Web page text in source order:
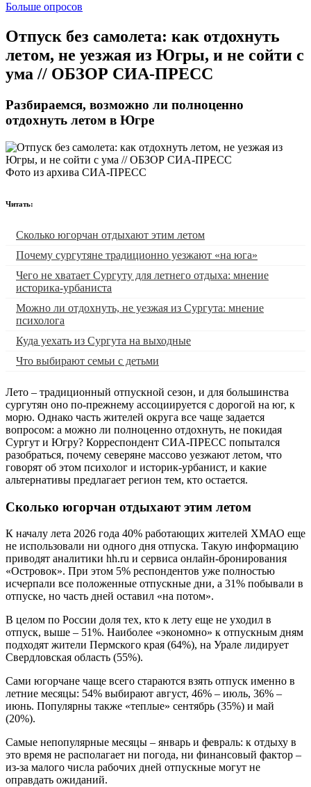
Больше опросов
​Отпуск без самолета: как отдохнуть
летом, не уезжая из Югры, и не сойти с
ума // ОБЗОР СИА-ПРЕСС
Разбираемся, возможно ли полноценно
отдохнуть летом в Югре
Фото из архива СИА-ПРЕСС
Читать:
Сколько югорчан отдыхают этим летом
Почему сургутяне традиционно уезжают «на юга»
Чего не хватает Сургуту для летнего отдыха: мнение
историка-урбаниста
Можно ли отдохнуть, не уезжая из Сургута: мнение
психолога
Куда уехать из Сургута на выходные
Что выбирают семьи с детьми
Лето – традиционный отпускной сезон, и для большинства
сургутян оно по-прежнему ассоциируется с дорогой на юг, к
морю. Однако часть жителей округа все чаще задается
вопросом: а можно ли полноценно отдохнуть, не покидая
Сургут и Югру? Корреспондент СИА-ПРЕСС попытался
разобраться, почему северяне массово уезжают летом, что
говорят об этом психолог и историк-урбанист, и какие
альтернативы предлагает регион тем, кто остается.
Сколько югорчан отдыхают этим летом
К началу лета 2026 года 40% работающих жителей ХМАО еще
не использовали ни одного дня отпуска. Такую информацию
приводят аналитики hh.ru и сервиса онлайн-бронирования
«Островок». При этом 5% респондентов уже полностью
исчерпали все положенные отпускные дни, а 31% побывали в
отпуске, но часть дней оставил «на потом».
В целом по России доля тех, кто к лету еще не уходил в
отпуск, выше – 51%. Наиболее «экономно» к отпускным дням
подходят жители Пермского края (64%), на Урале лидирует
Свердловская область (55%).
Сами югорчане чаще всего стараются взять отпуск именно в
летние месяцы: 54% выбирают август, 46% – июль, 36% –
июнь. Популярны также «теплые» сентябрь (35%) и май
(20%).
Самые непопулярные месяцы – январь и февраль: к отдыху в
это время не располагает ни погода, ни финансовый фактор –
из-за малого числа рабочих дней отпускные могут не
оправдать ожиданий.